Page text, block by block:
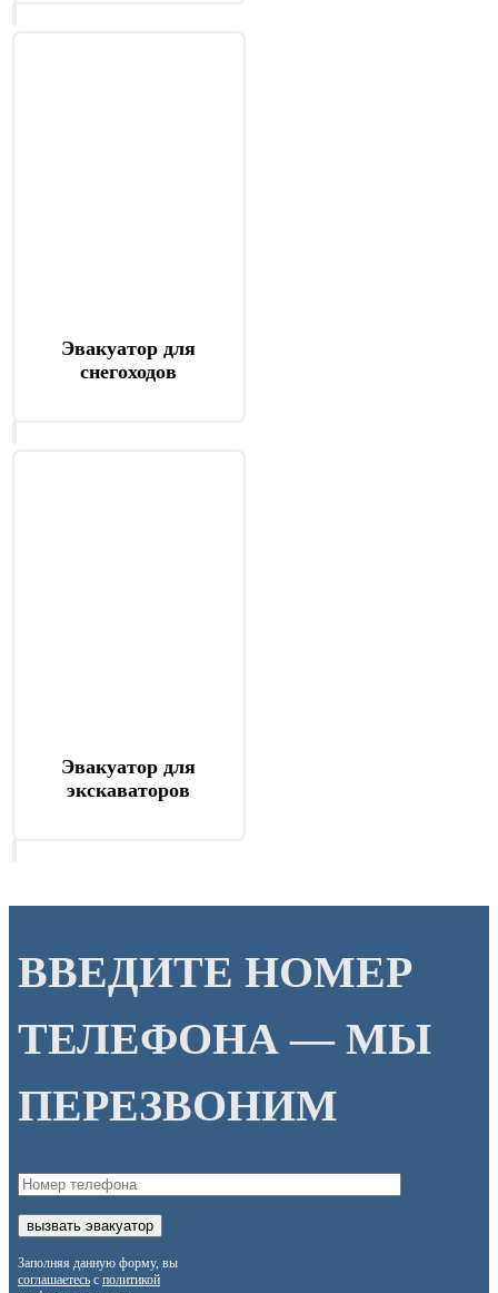
Эвакуатор для
снегоходов
Эвакуатор для
экскаваторов
ВВЕДИТЕ НОМЕР
ТЕЛЕФОНА — МЫ
ПЕРЕЗВОНИМ
Заполняя данную форму, вы
соглашаетесь с политикой